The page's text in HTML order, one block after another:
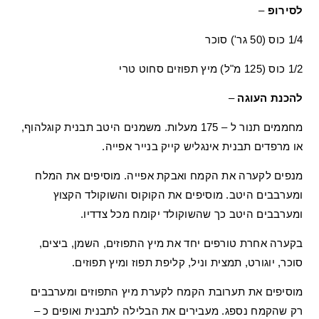
לסירופ –
1/4 כוס ( 50 גר' ) סוכר
1/2 כוס (125 מ"ל) מיץ תפוזים סחוט טרי
להכנת העוגה –
מחממים תנור ל – 175 מעלות. משמנים היטב תבנית קוגלהוף,
או מרפדים תבנית אינגליש קייק בנייר אפייה.
מנפים לקערה את הקמח ואבקת אפייה. מוסיפים את המלח
ומערבבים היטב. מוסיפים את הקוקוס והשוקולד הקצוץ
ומערבבים היטב כך שהשוקולד יקומח מכל צדדיו.
בקערה אחרת טורפים יחד את מיץ התפוזים, השמן, ביצים,
סוכר, יוגורט, תמצית וניל, קליפת תפוז ומיץ תפוזים.
מוסיפים את תערובת הקמח לקערת מיץ התפוזים ומערבבים
רק שהקמח נספג. מעבירים את הבלילה לתבנית ואופים כ –